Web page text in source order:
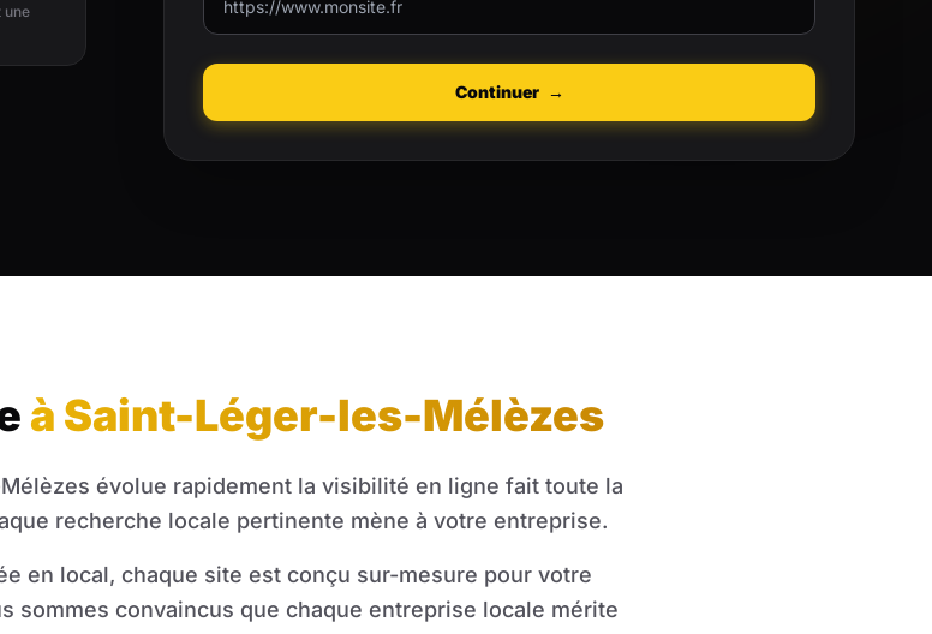
une
Continuer →
à Saint-Léger-les-Mélèzes
évolue rapidement la visibilité en ligne fait toute la
recherche locale pertinente mène à votre entreprise.
en local, chaque site est conçu sur-mesure pour votre
sommes convaincus que chaque entreprise locale mérite